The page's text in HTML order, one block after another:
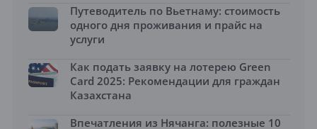
Путеводитель по Вьетнаму: стоимость
одного дня проживания и прайс на
услуги
Как подать заявку на лотерею Green
Card 2025: Рекомендации для граждан
Казахстана
Впечатления из Нячанга: полезные 10